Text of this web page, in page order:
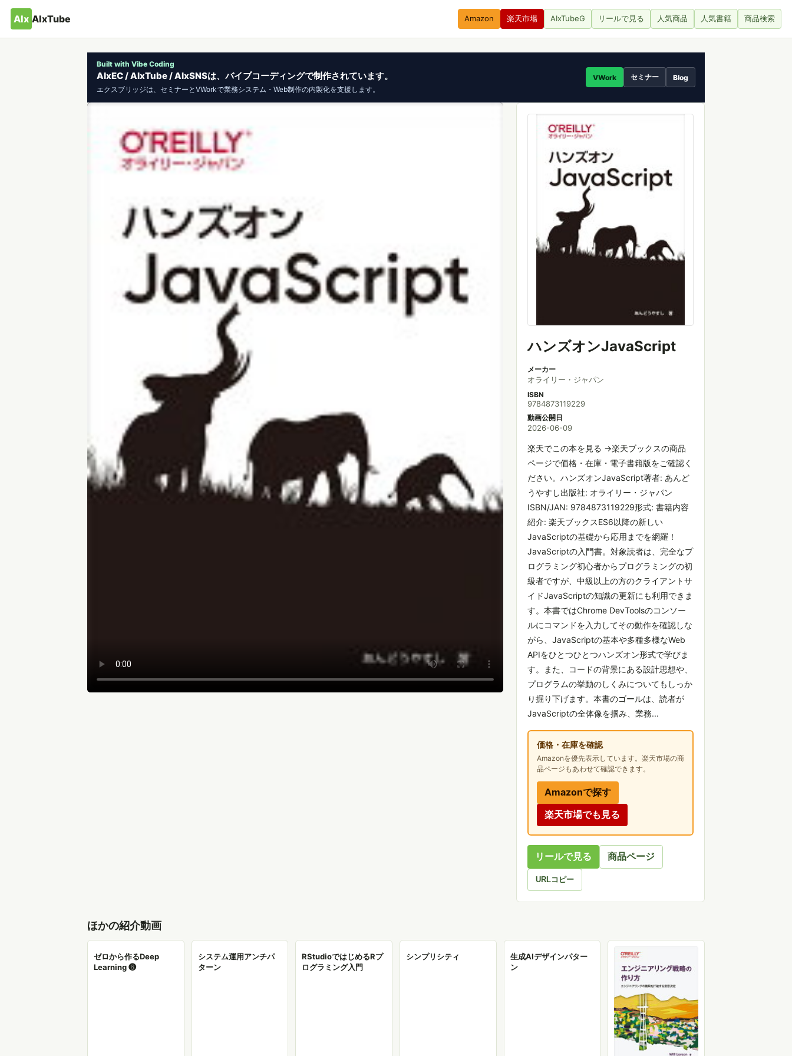
AIx AIxTube Amazon 楽天市場 AIxTubeG リールで見る 人気商品 人気書籍 商品検索
Built with Vibe Coding
AIxEC / AIxTube / AIxSNSは、バイブコーディングで制作されています。
エクスブリッジは、セミナーとVWorkで業務システム・Web制作の内製化を支援します。
VWork セミナー Blog
ハンズオンJavaScript
メーカー
オライリー・ジャパン
ISBN
9784873119229
動画公開日
2026-06-09
楽天でこの本を見る →楽天ブックスの商品
ページで価格・在庫・電子書籍版をご確認く
ださい。ハンズオンJavaScript著者: あんど
うやすし出版社: オライリー・ジャパン
ISBN/JAN: 9784873119229形式: 書籍内容
紹介: 楽天ブックスES6以降の新しい
JavaScriptの基礎から応用までを網羅！
JavaScriptの入門書。対象読者は、完全なプ
ログラミング初心者からプログラミングの初
級者ですが、中級以上の方のクライアントサ
イドJavaScriptの知識の更新にも利用できま
す。本書ではChrome DevToolsのコンソー
ルにコマンドを入力してその動作を確認しな
がら、JavaScriptの基本や多種多様なWeb
APIをひとつひとつハンズオン形式で学びま
す。また、コードの背景にある設計思想や、
プログラムの挙動のしくみについてもしっか
り掘り下げます。本書のゴールは、読者が
JavaScriptの全体像を掴み、業務...
価格・在庫を確認
Amazonを優先表示しています。楽天市場の商
品ページもあわせて確認できます。
Amazonで探す
楽天市場でも見る
リールで見る 商品ページ
URLコピー
ほかの紹介動画
ゼロから作るDeep
Learning ❻
システム運用アンチパ
ターン
RStudioではじめるRプ
ログラミング入門
シンプリシティ
生成AIデザインパター
ン